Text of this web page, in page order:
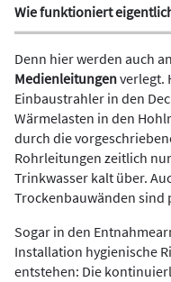
Wie funktioniert
Denn hier werden auch
Medienleitungenverlegt.
Einbaustrahler in den
Wärmelasten in den
durch die
Rohrleitungen zeitlich
Trinkwasser kalt über.
Trockenbauwänden sind
Sogar in den
Installation hygienische
entstehen: Die